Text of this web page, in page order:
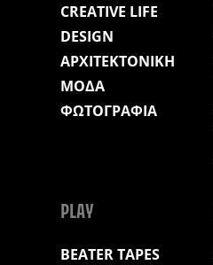
CREATIVE LIFE
DESIGN
ΑΡΧΙΤΕΚΤΟΝΙΚΗ
ΜΟΔΑ
ΦΩΤΟΓΡΑΦΙΑ
PLAY
BEATER TAPES